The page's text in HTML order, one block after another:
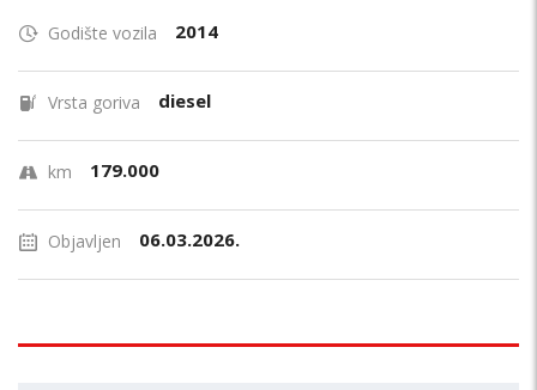
Godište vozila 2014
Vrsta goriva diesel
km 179.000
Objavljen 06.03.2026.